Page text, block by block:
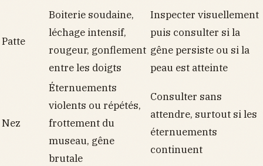
Patte
Boiterie soudaine,
léchage intensif,
rougeur, gonflement
entre les doigts
Inspecter visuellement
puis consulter si la
gêne persiste ou si la
peau est atteinte
Nez
Éternuements
violents ou répétés,
frottement du
museau, gêne
brutale
Consulter sans
attendre, surtout si les
éternuements
continuent